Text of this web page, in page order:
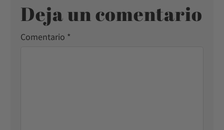
Deja un comentario
Comentario *